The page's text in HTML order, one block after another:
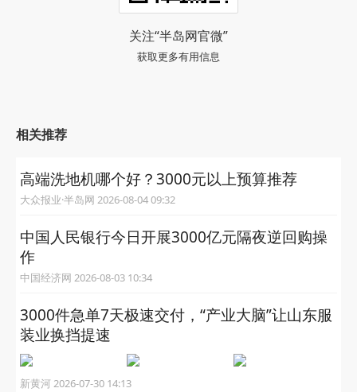
关注“半岛网官微”
获取更多有用信息
相关推荐
高端洗地机哪个好？3000元以上预算推荐
大众报业·半岛网 2026-08-04 09:32
中国人民银行今日开展3000亿元隔夜逆回购操
作
中国经济网 2026-08-03 10:34
3000件急单7天极速交付，“产业大脑”让山东服
装业换挡提速
新黄河 2026-07-30 14:13